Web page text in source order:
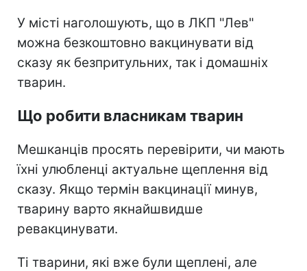
У місті наголошують, що в ЛКП "Лев"
можна безкоштовно вакцинувати від
сказу як безпритульних, так і домашніх
тварин.
Що робити власникам тварин
Мешканців просять перевірити, чи мають
їхні улюбленці актуальне щеплення від
сказу. Якщо термін вакцинації минув,
тварину варто якнайшвидше
ревакцинувати.
Ті тварини, які вже були щеплені, але